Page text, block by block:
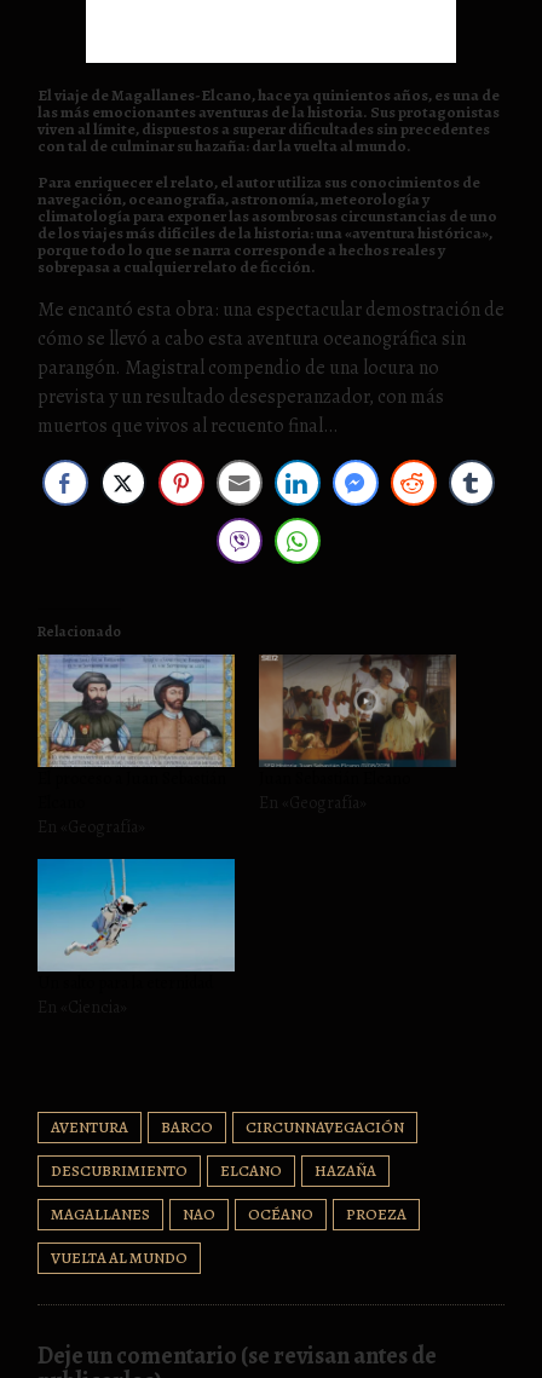
El viaje de Magallanes-Elcano, hace ya quinientos años, es una de
las más emocionantes aventuras de la historia. Sus protagonistas
viven al límite, dispuestos a superar dificultades sin precedentes
con tal de culminar su hazaña: dar la vuelta al mundo.
Para enriquecer el relato, el autor utiliza sus conocimientos de
navegación, oceanografía, astronomía, meteorología y
climatología para exponer las asombrosas circunstancias de uno
de los viajes más difíciles de la historia: una «aventura histórica»,
porque todo lo que se narra corresponde a hechos reales y
sobrepasa a cualquier relato de ficción.
Me encantó esta obra: una espectacular demostración de
cómo se llevó a cabo esta aventura oceanográfica sin
parangón. Magistral compendio de una locura no
prevista y un resultado desesperanzador, con más
muertos que vivos al recuento final…
Relacionado
AVENTURA BARCO CIRCUNNAVEGACIÓN
DESCUBRIMIENTO ELCANO HAZAÑA
MAGALLANES NAO OCÉANO PROEZA
VUELTA AL MUNDO
Deje un comentario (se revisan antes de